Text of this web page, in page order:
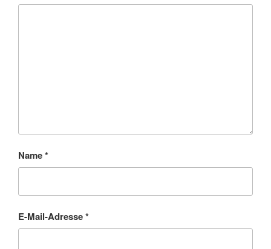
Name*
E-Mail-Adresse*